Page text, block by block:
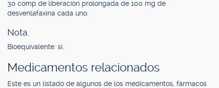
30 comp de liberación prolongada de 100 mg de
desvenlafaxina cada uno.
Nota.
Bioequivalente: si.
Medicamentos relacionados
Este es un listado de algunos de los medicamentos, fármacos